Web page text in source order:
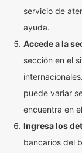
servicio de
ayuda.
Accede a la
sección en el
puede variar
encuentra en
Ingresa los
bancarios del